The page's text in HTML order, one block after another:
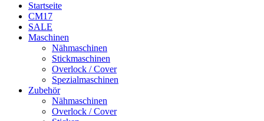
Startseite
CM17
SALE
Maschinen
Nähmaschinen
Stickmaschinen
Overlock / Cover
Spezialmaschinen
Zubehör
Nähmaschinen
Overlock / Cover